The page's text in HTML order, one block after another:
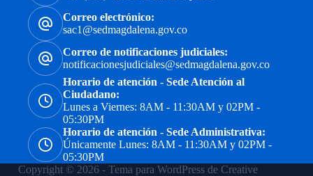
Correo electrónico:
sac1@sedmagdalena.gov.co
Correo de notificaciones judiciales:
notificacionesjudiciales@sedmagdalena.gov.co
Horario de atención - Sede Atención al
Ciudadano:
Lunes a Viernes: 8AM - 11:30AM y 02PM -
05:30PM
Horario de atención - Sede Administrativa:
Únicamente Lunes: 8AM - 11:30AM y 02PM -
05:30PM
Copyright © 2026 - Tema para WordPress de Creative